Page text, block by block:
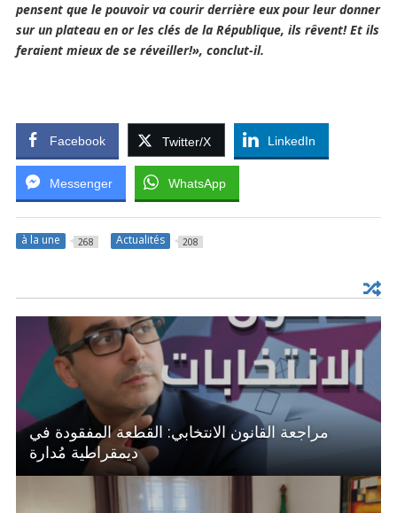
pensent que le pouvoir va courir derrière eux pour leur donner
sur un plateau en or les clés de la République, ils rêvent! Et ils
feraient mieux de se réveiller!», conclut-il.
Facebook Twitter/X LinkedIn
Messenger WhatsApp
à la une 268 Actualités 208
مراجعة القانون الانتخابي: القطعة المفقودة في
ديمقراطية مُدارة